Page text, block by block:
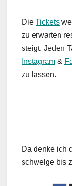
Die Tickets
zu erwarten
steigt. Jeden
Instagram &
zu lassen.
Da denke ich
schwelge bis